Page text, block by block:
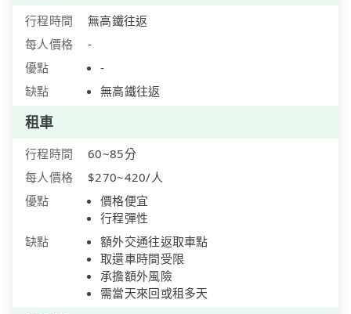
行程時間
無高鐵往返
每人價格
-
優點
-
缺點
無高鐵往返
租車
行程時間
60~85分
每人價格
$270~420/人
優點
價格便宜
行程彈性
缺點
額外交通往返取車點
取還車時間受限
承擔額外風險
需當天來回或租多天